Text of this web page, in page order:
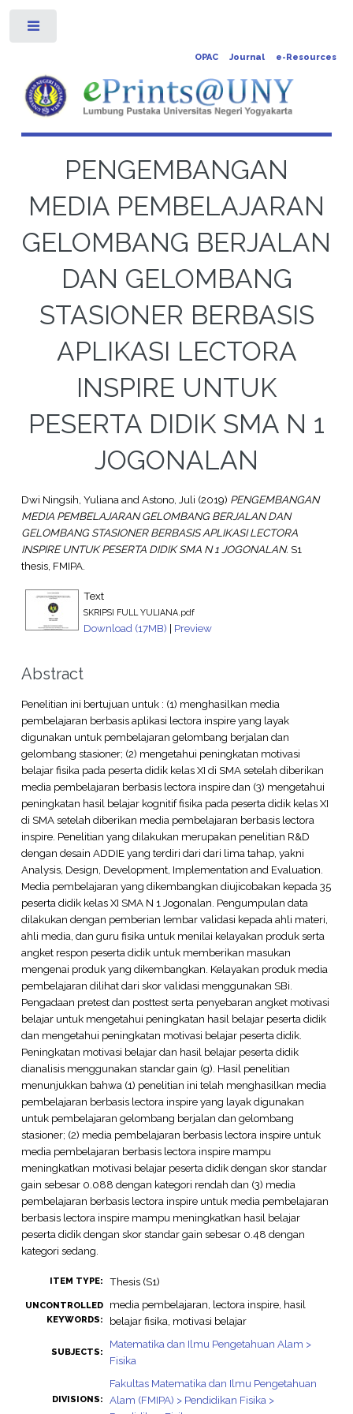
OPAC Journal e-Resources
PENGEMBANGAN
MEDIA PEMBELAJARAN
GELOMBANG BERJALAN
DAN GELOMBANG
STASIONER BERBASIS
APLIKASI LECTORA
INSPIRE UNTUK
PESERTA DIDIK SMA N 1
JOGONALAN
Dwi Ningsih, YulianaandAstono, Juli (2019) PENGEMBANGAN
MEDIA PEMBELAJARAN GELOMBANG BERJALAN DAN
GELOMBANG STASIONER BERBASIS APLIKASI LECTORA
INSPIRE UNTUK PESERTA DIDIK SMA N 1 JOGONALAN. S1
thesis, FMIPA.
Text
SKRIPSI FULL YULIANA.pdf
Download (17MB) | Preview
Abstract
Penelitian ini bertujuan untuk : (1) menghasilkan media
pembelajaran berbasis aplikasi lectora inspire yang layak
digunakan untuk pembelajaran gelombang berjalan dan
gelombang stasioner; (2) mengetahui peningkatan motivasi
belajar fisika pada peserta didik kelas XI di SMA setelah diberikan
media pembelajaran berbasis lectora inspire dan (3) mengetahui
peningkatan hasil belajar kognitif fisika pada peserta didik kelas XI
di SMA setelah diberikan media pembelajaran berbasis lectora
inspire. Penelitian yang dilakukan merupakan penelitian R&D
dengan desain ADDIE yang terdiri dari dari lima tahap, yakni
Analysis, Design, Development, Implementation and Evaluation.
Media pembelajaran yang dikembangkan diujicobakan kepada 35
peserta didik kelas XI SMA N 1 Jogonalan. Pengumpulan data
dilakukan dengan pemberian lembar validasi kepada ahli materi,
ahli media, dan guru fisika untuk menilai kelayakan produk serta
angket respon peserta didik untuk memberikan masukan
mengenai produk yang dikembangkan. Kelayakan produk media
pembelajaran dilihat dari skor validasi menggunakan SBi.
Pengadaan pretest dan posttest serta penyebaran angket motivasi
belajar untuk mengetahui peningkatan hasil belajar peserta didik
dan mengetahui peningkatan motivasi belajar peserta didik.
Peningkatan motivasi belajar dan hasil belajar peserta didik
dianalisis menggunakan standar gain (g). Hasil penelitian
menunjukkan bahwa (1) penelitian ini telah menghasilkan media
pembelajaran berbasis lectora inspire yang layak digunakan
untuk pembelajaran gelombang berjalan dan gelombang
stasioner; (2) media pembelajaran berbasis lectora inspire untuk
media pembelajaran berbasis lectora inspire mampu
meningkatkan motivasi belajar peserta didik dengan skor standar
gain sebesar 0.088 dengan kategori rendah dan (3) media
pembelajaran berbasis lectora inspire untuk media pembelajaran
berbasis lectora inspire mampu meningkatkan hasil belajar
peserta didik dengan skor standar gain sebesar 0.48 dengan
kategori sedang.
ITEM TYPE: Thesis (S1)
UNCONTROLLED
KEYWORDS:
media pembelajaran, lectora inspire, hasil
belajar fisika, motivasi belajar
SUBJECTS:
Matematika dan Ilmu Pengetahuan Alam >
Fisika
DIVISIONS:
Fakultas Matematika dan Ilmu Pengetahuan
Alam (FMIPA) > Pendidikan Fisika >